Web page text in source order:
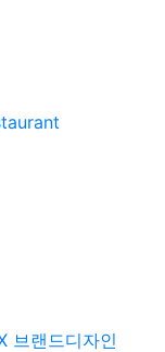
브랜드디자인